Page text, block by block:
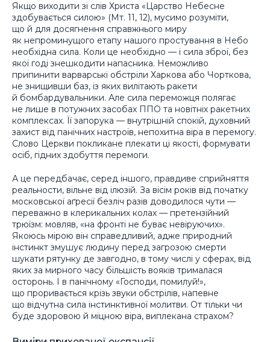
Якщо виходити зі слів Христа «Царство Небесне
здобувається силою» (Мт. 11, 12), мусимо розуміти,
що й для досягнення справжнього миру
як непроминущого етапу нашого простування в Небо
необхідна сила. Коли це необхідно — і сила зброї, без
якої годі знешкодити напасника. Неможливо
припинити варварські обстріли Харкова або Чорткова,
не знищивши баз, із яких вилітають ракети
й бомбардувальники. Але сила переможця полягає
не лише в потужних засобах ППО та новітніх ракетних
комплексах. Її запорука — внутрішній спокій, духовний
захист від панічних настроїв, непохитна віра в перемогу.
Слово Церкви покликане плекати ці якості, формувати
осіб, гідних здобуття перемоги.
А це передбачає, серед іншого, правдиве сприйняття
реальности, вільне від ілюзій. За вісім років від початку
московської аґресії безліч разів доводилося чути —
переважно в клерикальних колах — претензійний
трюїзм: мовляв, «на фронті не буває невіруючих».
Якоюсь мірою він справедливий, адже природний
інстинкт змушує людину перед загрозою смерти
шукати рятунку де завгодно, в тому числі у сферах, від
яких за мирного часу більшість вояків трималася
осторонь. І в панічному «Господи, помилуй!»,
що проривається крізь звуки обстрілів, напевне
що відчутна сила інстинктивної молитви. От тільки чи
буде здоровою й міцною віра, виплекана страхом?